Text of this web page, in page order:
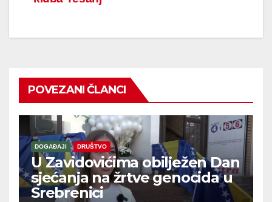
POVEZANI ČLANCI
DOGAĐAJI DRUŠTVO
U Zavidovićima obilježen Dan
sjećanja na žrtve genocida u
Srebrenici